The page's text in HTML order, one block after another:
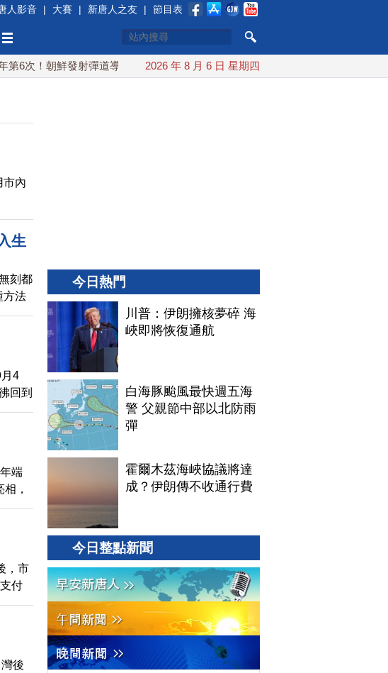
人影音 | 大賽 | 新唐人之友 | 節目表
次！朝鮮發射彈道導彈 落日本EEZ外 紅海戰火續升溫 也門胡塞武裝稱又襲
2026 年 8 月 6 日 星期四
市內
生
刻都
方法
的攝
4
回到
端
，
，連
，市
付
圈周
都
後
今日熱門
川普：伊朗擁核夢碎 海
峽即將恢復通航
白海豚颱風最快週五海
警 父親節中部以北防雨
彈
霍爾木茲海峽協議將達
成？伊朗傳不收通行費
今日整點新聞